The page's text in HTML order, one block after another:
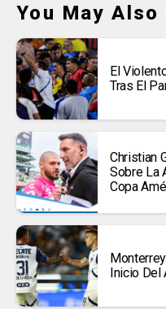
You May Also
El
Tras El
Christian
Sobre La
Copa
Inicio Del